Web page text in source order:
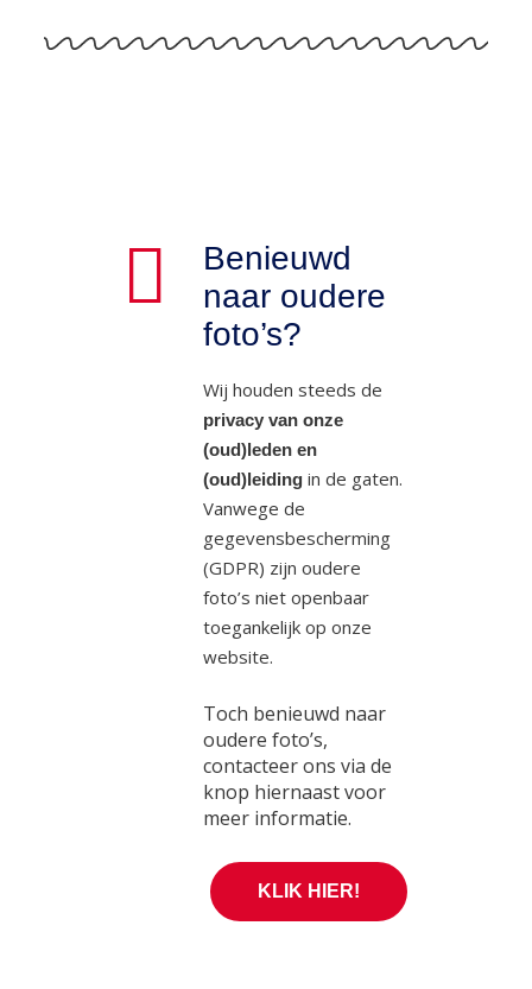
Benieuwd
naar oudere
foto’s?
Wij houden steeds de
privacy van onze
(oud)leden en
(oud)leidingin de gaten.
Vanwege de
gegevensbescherming
(GDPR) zijn oudere
foto’s niet openbaar
toegankelijk op onze
website.
Toch benieuwd naar
oudere foto’s,
contacteer ons via de
knop hiernaast voor
meer informatie.
KLIK HIER!